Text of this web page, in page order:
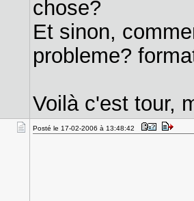
chose?
Et sinon,
probleme?
Voilà c'est tour,
Posté le 17-02-2006 à 13:48:42